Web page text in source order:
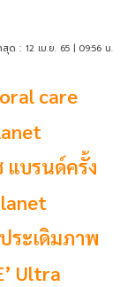
สุด : 12 เม.ย. 65 | 09:56 น.
care
แบรนด์ครั้ง
ระเดิมภาพ
Ultra